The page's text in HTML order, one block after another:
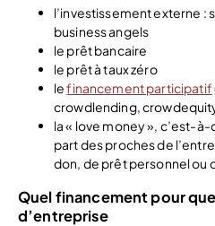
l’investissement externe :
business angels
le prêt bancaire
le prêt à taux zéro
lefinancement participatif
crowdlending,
la « love money », c’est-
part des proches de
don, de prêt personnel ou
Quel financement pour
d’entreprise